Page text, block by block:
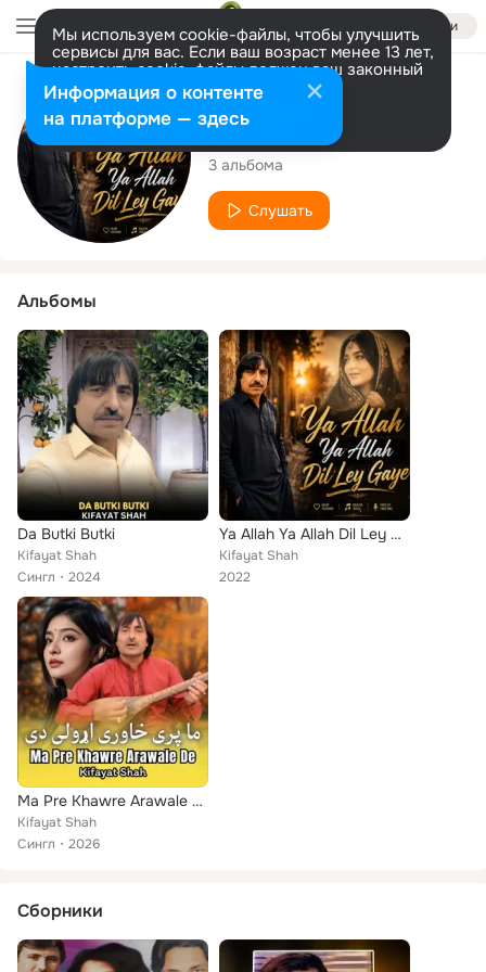
Войти
Мы используем cookie-файлы, чтобы улучшить
сервисы для вас. Если ваш возраст менее 13 лет,
настроить cookie-файлы должен ваш законный
представитель. Больше информации
Разрешить все Настроить
Исполнитель
Kifayat Shah
3 альбома
Слушать
Альбомы
Da Butki Butki
Kifayat Shah
Сингл
2024
Ya Allah Ya Allah Dil Ley Gaye
Kifayat Shah
2022
Ma Pre Khawre Arawale De
Kifayat Shah
Сингл
2026
Сборники
Информация о контенте
на платформе — здесь